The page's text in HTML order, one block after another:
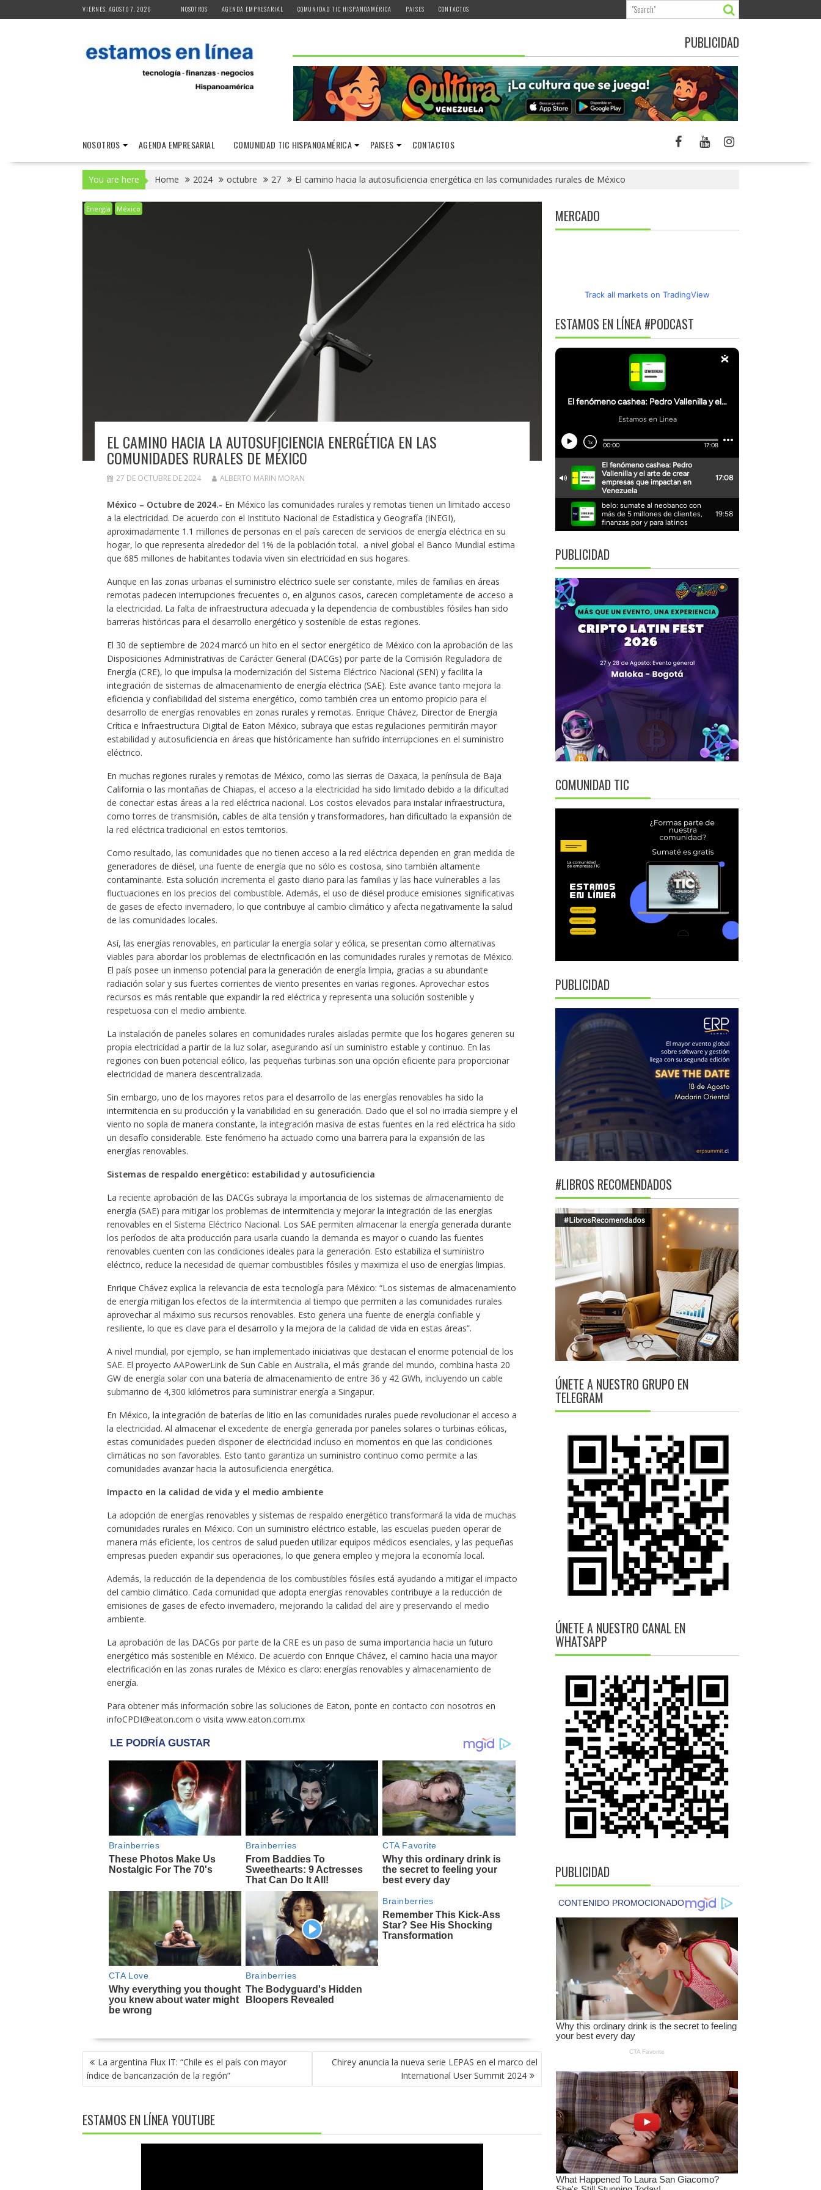
to
VIERNES, AGOSTO 7, 2026 NOSOTROS AGENDA EMPRESARIAL COMUNIDAD TIC HISPANOAMÉRICA PAISES CONTACTOS
PUBLICIDAD
NOSOTROS AGENDA EMPRESARIAL COMUNIDAD TIC HISPANOAMÉRICA PAISES CONTACTOS
You are here Home 2024 octubre 27 El camino hacia la autosuficiencia energética en las comunidades rurales de México
Energía México
EL CAMINO HACIA LA AUTOSUFICIENCIA ENERGÉTICA EN LAS
COMUNIDADES RURALES DE MÉXICO
27 DE OCTUBRE DE 2024 ALBERTO MARIN MORAN
México – Octubre de 2024.- En México las comunidades rurales y remotas tienen un limitado acceso
a la electricidad. De acuerdo con el Instituto Nacional de Estadística y Geografía (INEGI),
aproximadamente 1.1 millones de personas en el país carecen de servicios de energía eléctrica en su
hogar, lo que representa alrededor del 1% de la población total. a nivel global el Banco Mundial estima
que 685 millones de habitantes todavía viven sin electricidad en sus hogares.
Aunque en las zonas urbanas el suministro eléctrico suele ser constante, miles de familias en áreas
remotas padecen interrupciones frecuentes o, en algunos casos, carecen completamente de acceso a
la electricidad. La falta de infraestructura adecuada y la dependencia de combustibles fósiles han sido
barreras históricas para el desarrollo energético y sostenible de estas regiones.
El 30 de septiembre de 2024 marcó un hito en el sector energético de México con la aprobación de las
Disposiciones Administrativas de Carácter General (DACGs) por parte de la Comisión Reguladora de
Energía (CRE), lo que impulsa la modernización del Sistema Eléctrico Nacional (SEN) y facilita la
integración de sistemas de almacenamiento de energía eléctrica (SAE). Este avance tanto mejora la
eficiencia y confiabilidad del sistema energético, como también crea un entorno propicio para el
desarrollo de energías renovables en zonas rurales y remotas. Enrique Chávez, Director de Energía
Crítica e Infraestructura Digital de Eaton México, subraya que estas regulaciones permitirán mayor
estabilidad y autosuficiencia en áreas que históricamente han sufrido interrupciones en el suministro
eléctrico.
En muchas regiones rurales y remotas de México, como las sierras de Oaxaca, la península de Baja
California o las montañas de Chiapas, el acceso a la electricidad ha sido limitado debido a la dificultad
de conectar estas áreas a la red eléctrica nacional. Los costos elevados para instalar infraestructura,
como torres de transmisión, cables de alta tensión y transformadores, han dificultado la expansión de
la red eléctrica tradicional en estos territorios.
Como resultado, las comunidades que no tienen acceso a la red eléctrica dependen en gran medida de
generadores de diésel, una fuente de energía que no sólo es costosa, sino también altamente
contaminante. Esta solución incrementa el gasto diario para las familias y las hace vulnerables a las
fluctuaciones en los precios del combustible. Además, el uso de diésel produce emisiones significativas
de gases de efecto invernadero, lo que contribuye al cambio climático y afecta negativamente la salud
de las comunidades locales.
Así, las energías renovables, en particular la energía solar y eólica, se presentan como alternativas
viables para abordar los problemas de electrificación en las comunidades rurales y remotas de México.
El país posee un inmenso potencial para la generación de energía limpia, gracias a su abundante
radiación solar y sus fuertes corrientes de viento presentes en varias regiones. Aprovechar estos
recursos es más rentable que expandir la red eléctrica y representa una solución sostenible y
respetuosa con el medio ambiente.
La instalación de paneles solares en comunidades rurales aisladas permite que los hogares generen su
propia electricidad a partir de la luz solar, asegurando así un suministro estable y continuo. En las
regiones con buen potencial eólico, las pequeñas turbinas son una opción eficiente para proporcionar
electricidad de manera descentralizada.
Sin embargo, uno de los mayores retos para el desarrollo de las energías renovables ha sido la
intermitencia en su producción y la variabilidad en su generación. Dado que el sol no irradia siempre y el
viento no sopla de manera constante, la integración masiva de estas fuentes en la red eléctrica ha sido
un desafío considerable. Este fenómeno ha actuado como una barrera para la expansión de las
energías renovables.
Sistemas de respaldo energético: estabilidad y autosuficiencia
La reciente aprobación de las DACGs subraya la importancia de los sistemas de almacenamiento de
energía (SAE) para mitigar los problemas de intermitencia y mejorar la integración de las energías
renovables en el Sistema Eléctrico Nacional. Los SAE permiten almacenar la energía generada durante
los períodos de alta producción para usarla cuando la demanda es mayor o cuando las fuentes
renovables cuenten con las condiciones ideales para la generación. Esto estabiliza el suministro
eléctrico, reduce la necesidad de quemar combustibles fósiles y maximiza el uso de energías limpias.
Enrique Chávez explica la relevancia de esta tecnología para México: “Los sistemas de almacenamiento
de energía mitigan los efectos de la intermitencia al tiempo que permiten a las comunidades rurales
aprovechar al máximo sus recursos renovables. Esto genera una fuente de energía confiable y
resiliente, lo que es clave para el desarrollo y la mejora de la calidad de vida en estas áreas”.
A nivel mundial, por ejemplo, se han implementado iniciativas que destacan el enorme potencial de los
SAE. El proyecto AAPowerLink de Sun Cable en Australia, el más grande del mundo, combina hasta 20
GW de energía solar con una batería de almacenamiento de entre 36 y 42 GWh, incluyendo un cable
submarino de 4,300 kilómetros para suministrar energía a Singapur.
En México, la integración de baterías de litio en las comunidades rurales puede revolucionar el acceso a
la electricidad. Al almacenar el excedente de energía generada por paneles solares o turbinas eólicas,
estas comunidades pueden disponer de electricidad incluso en momentos en que las condiciones
climáticas no son favorables. Esto tanto garantiza un suministro continuo como permite a las
comunidades avanzar hacia la autosuficiencia energética.
Impacto en la calidad de vida y el medio ambiente
La adopción de energías renovables y sistemas de respaldo energético transformará la vida de muchas
comunidades rurales en México. Con un suministro eléctrico estable, las escuelas pueden operar de
manera más eficiente, los centros de salud pueden utilizar equipos médicos esenciales, y las pequeñas
empresas pueden expandir sus operaciones, lo que genera empleo y mejora la economía local.
Además, la reducción de la dependencia de los combustibles fósiles está ayudando a mitigar el impacto
del cambio climático. Cada comunidad que adopta energías renovables contribuye a la reducción de
emisiones de gases de efecto invernadero, mejorando la calidad del aire y preservando el medio
ambiente.
La aprobación de las DACGs por parte de la CRE es un paso de suma importancia hacia un futuro
energético más sostenible en México. De acuerdo con Enrique Chávez, el camino hacia una mayor
electrificación en las zonas rurales de México es claro: energías renovables y almacenamiento de
energía.
Para obtener más información sobre las soluciones de Eaton, ponte en contacto con nosotros en
infoCPDI@eaton.com o visita www.eaton.com.mx
NAVEGACIÓN
DE
ENTRADAS
La argentina Flux IT: “Chile es el país con mayor
índice de bancarización de la región”
Chirey anuncia la nueva serie LEPAS en el marco del
International User Summit 2024
ESTAMOS EN LÍNEA YOUTUBE
MERCADO
Track all markets on TradingView
ESTAMOS EN LÍNEA #PODCAST
PUBLICIDAD
COMUNIDAD TIC
PUBLICIDAD
#LIBROS RECOMENDADOS
ÚNETE A NUESTRO GRUPO EN
TELEGRAM
ÚNETE A NUESTRO CANAL EN
WHATSAPP
PUBLICIDAD